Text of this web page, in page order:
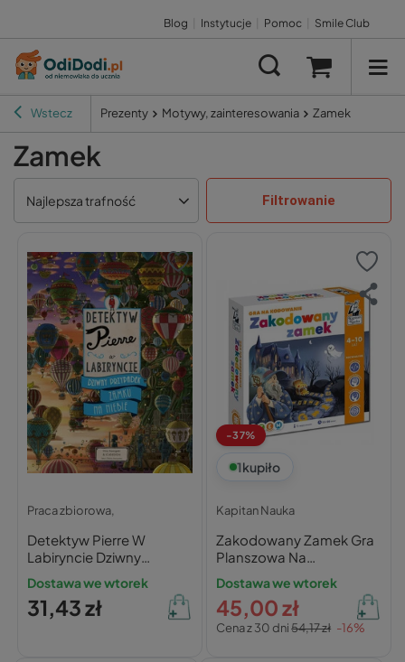
Blog Instytucje Pomoc Smile Club
Wstecz Prezenty Motywy, zainteresowania Zamek
Zamek
Najlepsza trafność Filtrowanie
Praca zbiorowa,
Detektyw Pierre W
Labiryncie Dziwny
Przypadek Zamku 3+
Nasza Księgarnia
Dostawa we wtorek
31,43 zł
-37%
1kupiło
Kapitan Nauka
Zakodowany Zamek Gra
Planszowa Na
Kodowanie Strategiczna
4+ Kapitan Nauka
Dostawa we wtorek
Cena z 30 dni54,17 zł -16%
45,00 zł